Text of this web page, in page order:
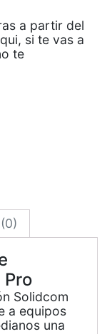
a partir del
si te vas a
te
Pro
Solidcom
a equipos
una